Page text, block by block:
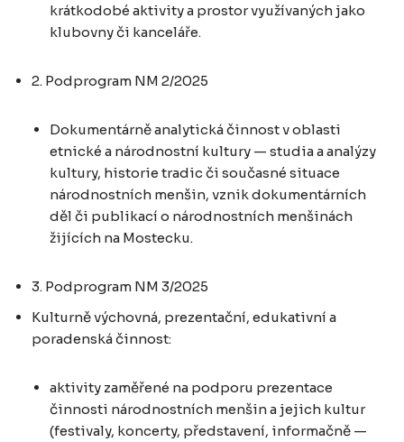
krátkodobé aktivity a prostor využívaných jako
klubovny či kanceláře.
2. Podprogram NM 2/2025
Dokumentárně analytická činnost v oblasti
etnické a národnostní kultury — studia a analýzy
kultury, historie tradic či současné situace
národnostních menšin, vznik dokumentárních
děl či publikací o národnostních menšinách
žijících na Mostecku.
3. Podprogram NM 3/2025
Kulturně výchovná, prezentační, edukativní a
poradenská činnost:
aktivity zaměřené na podporu prezentace
činnosti národnostních menšin a jejich kultur
(festivaly, koncerty, představení, informačně —